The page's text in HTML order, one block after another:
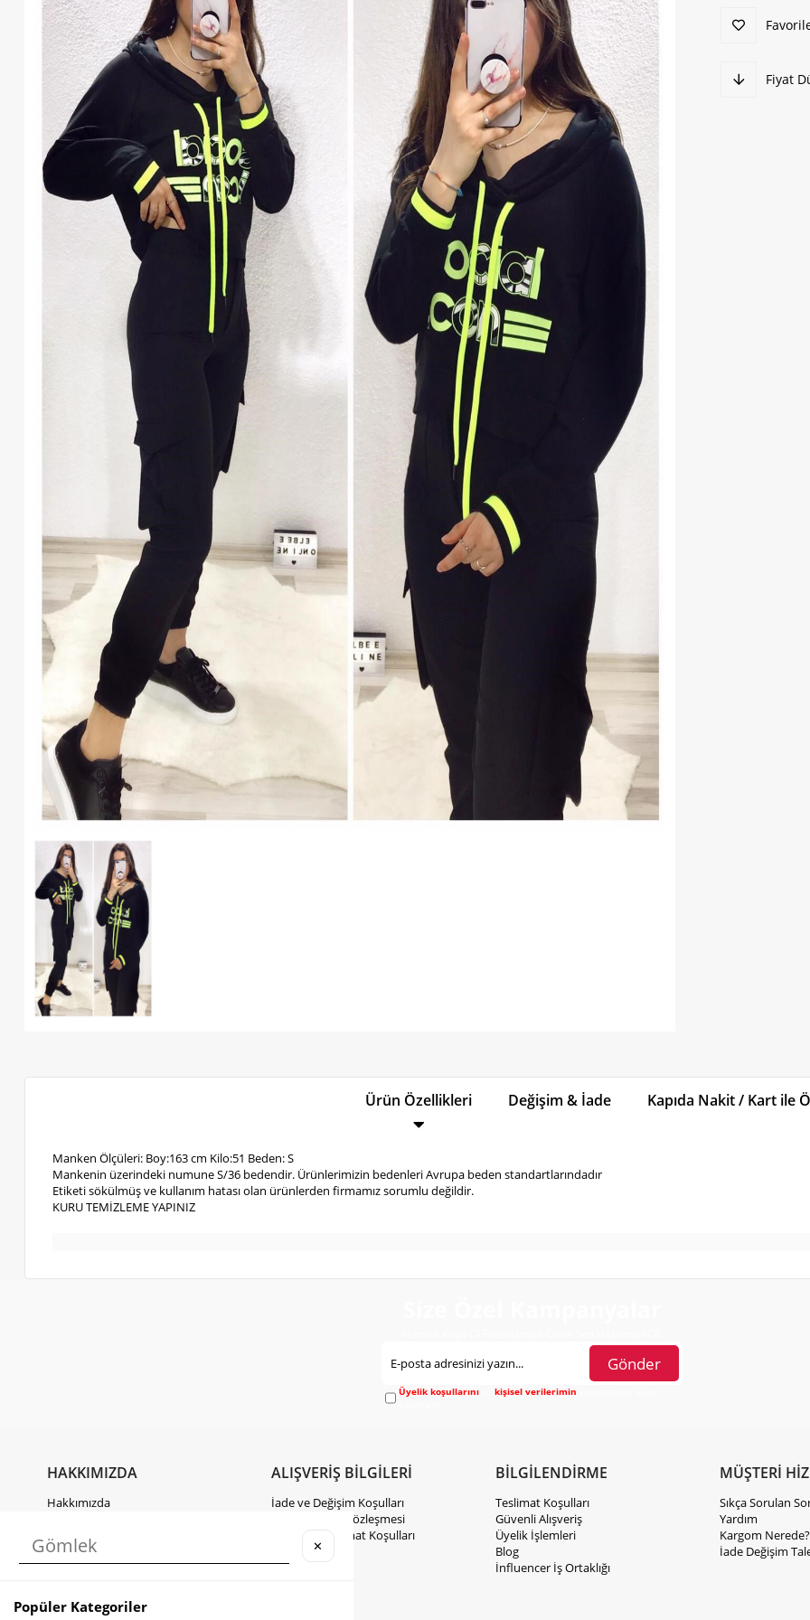
Fiyat
Ürün Özellikleri Değişim & İade Kapıda Nakit / Kart ile
Manken Ölçüleri: Boy:163 cm Kilo:51 Beden: S
Mankenin üzerindeki numune S/36 bedendir. Ürünlerimizin bedenleri Avrupa beden standartlarındadır
Etiketi sökülmüş ve kullanım hatası olan ürünlerden firmamız sorumlu değildir.
KURU TEMİZLEME YAPINIZ
Gönder
Üyelik koşullarını vekişisel verilerimin
HAKKIMIZDA
Hakkımızda
KVKK Hakkında Bilgilendirme
İletişim
Instagram
ALIŞVERİŞ BİLGİLERİ
İade ve Değişim Koşulları
Mesafeli Satış Sözleşmesi
Kargo ve Teslimat Koşulları
BİLGİLENDİRME
Teslimat Koşulları
Güvenli Alışveriş
Üyelik İşlemleri
Blog
İnfluencer İş Ortaklığı
MÜŞTERİ
Sıkça Sorulan
Yardım
Kargom Nerede?
İade Değişim
✕
Popüler Kategoriler